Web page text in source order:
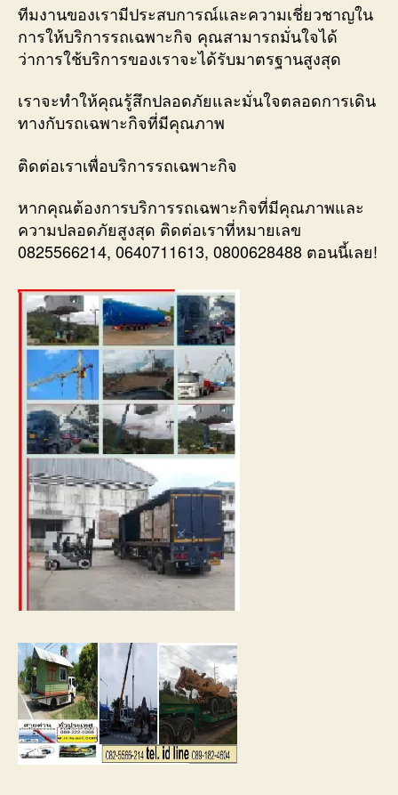
ทีมงานของเรามีประสบการณ์และความเชี่ยวชาญใน
การให้บริการรถเฉพาะกิจ คุณสามารถมั่นใจได้
ว่าการใช้บริการของเราจะได้รับมาตรฐานสูงสุด
เราจะทำให้คุณรู้สึกปลอดภัยและมั่นใจตลอดการเดิน
ทางกับรถเฉพาะกิจที่มีคุณภาพ
ติดต่อเราเพื่อบริการรถเฉพาะกิจ
หากคุณต้องการบริการรถเฉพาะกิจที่มีคุณภาพและ
ความปลอดภัยสูงสุด ติดต่อเราที่หมายเลข
0825566214, 0640711613, 0800628488 ตอนนี้เลย!